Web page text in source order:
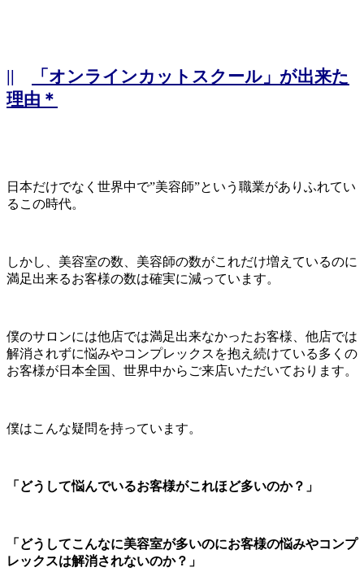
||
「オンラインカットスクール」が出来た
理由＊
日本だけでなく世界中で”美容師”という職業がありふれてい
るこの時代。
しかし、美容室の数、美容師の数がこれだけ増えているのに
満足出来るお客様の数は確実に減っています。
僕のサロンには他店では満足出来なかったお客様、他店では
解消されずに悩みやコンプレックスを抱え続けている多くの
お客様が日本全国、世界中からご来店いただいております。
僕はこんな疑問を持っています。
「どうして悩んでいるお客様がこれほど多いのか？」
「どうしてこんなに美容室が多いのにお客様の悩みやコンプ
レックスは解消されないのか？」